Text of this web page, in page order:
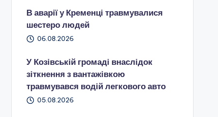
В аварії у Кременці травмувалися
шестеро людей
06.08.2026
У Козівській громаді внаслідок
зіткнення з вантажівкою
травмувався водій легкового авто
05.08.2026